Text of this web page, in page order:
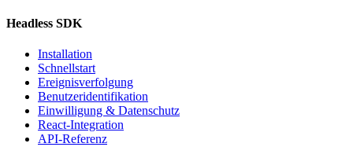
Headless SDK
Installation
Schnellstart
Ereignisverfolgung
Benutzeridentifikation
Einwilligung & Datenschutz
React-Integration
API-Referenz